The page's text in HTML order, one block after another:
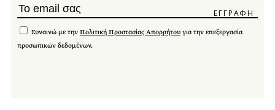
Συναινώ με την Πολιτική Προστασίας Απορρήτου για την επεξεργασία
προσωπικών δεδομένων.